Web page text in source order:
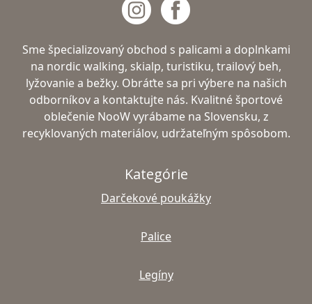
Sme špecializovaný obchod s palicami a doplnkami
na nordic walking, skialp, turistiku, trailový beh,
lyžovanie a bežky. Obráťte sa pri výbere na našich
odborníkov a kontaktujte nás. Kvalitné športové
oblečenie NooW vyrábame na Slovensku, z
recyklovaných materiálov, udržateľným spôsobom.
Kategórie
Darčekové poukážky
Palice
Legíny